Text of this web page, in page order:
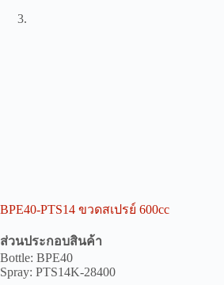
BPE40-PTS14 ขวดสเปรย์ 600cc
ส่วนประกอบสินค้า
Bottle: BPE40
Spray: PTS14K-28400